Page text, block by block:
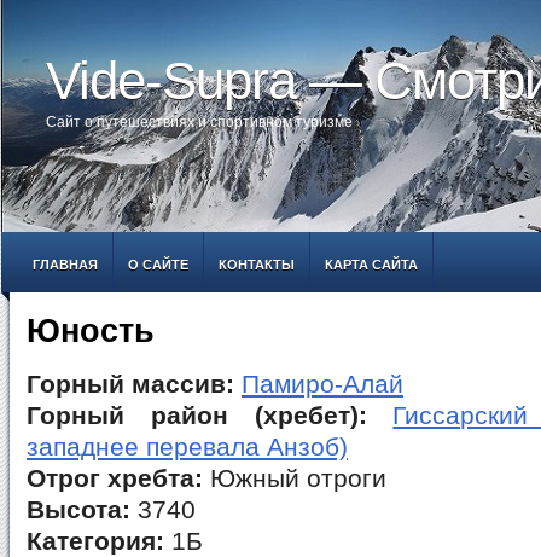
Vide-Supra —
Сайт о путешествиях и спортивном туризме
ГЛАВНАЯ О САЙТЕ КОНТАКТЫ КАРТА САЙТА
Юность
Горный массив: Памиро-Алай
Горный район (хребет):
западнее перевала Анзоб)
Отрог хребта: Южный отроги
Высота: 3740
Категория: 1Б